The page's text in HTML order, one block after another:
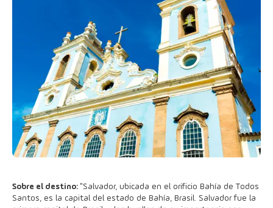
Sobre el destino: "Salvador, ubicada en el orificio Bahía de Todos
Santos, es la capital del estado de Bahía, Brasil. Salvador fue la